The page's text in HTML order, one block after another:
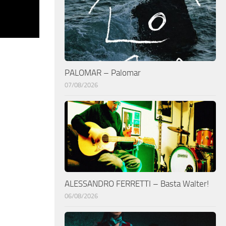
PALOMAR – Palomar
07/08/2026
ALESSANDRO FERRETTI – Basta Walter!
06/08/2026